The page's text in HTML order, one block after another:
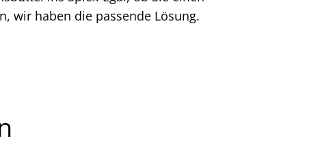
wir haben die passende Lösung.